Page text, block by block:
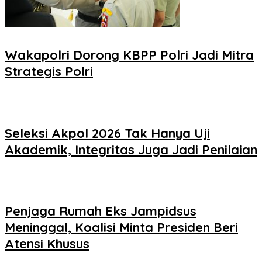
Wakapolri Dorong KBPP Polri Jadi Mitra
Strategis Polri
Seleksi Akpol 2026 Tak Hanya Uji
Akademik, Integritas Juga Jadi Penilaian
Penjaga Rumah Eks Jampidsus
Meninggal, Koalisi Minta Presiden Beri
Atensi Khusus